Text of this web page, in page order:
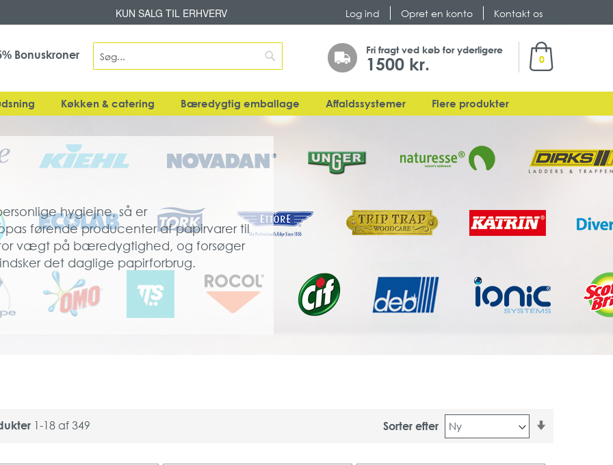
Skip
to
Content
Log ind Opret en konto Kontakt os
KUN SALG TIL ERHVERV
0
Fri fragt ved køb for yderligere
1500 kr.
Search
Search
Bonuskroner
Køkken & catering Bæredygtig emballage Affaldssystemer Flere produkter
hygiejne, så er
førende producenter af papirvarer til
vægt på bæredygtighed, og forsøger
det daglige papirforbrug.
1-18af 349 Sorter efter